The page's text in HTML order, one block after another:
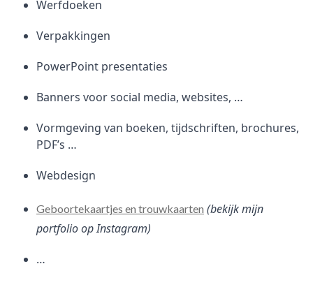
Werfdoeken
Verpakkingen
PowerPoint presentaties
Banners voor social media, websites, …
Vormgeving van boeken, tijdschriften, brochures,
PDF’s …
Webdesign
Geboortekaartjes en trouwkaarten (bekijk mijn
portfolio op Instagram)
…